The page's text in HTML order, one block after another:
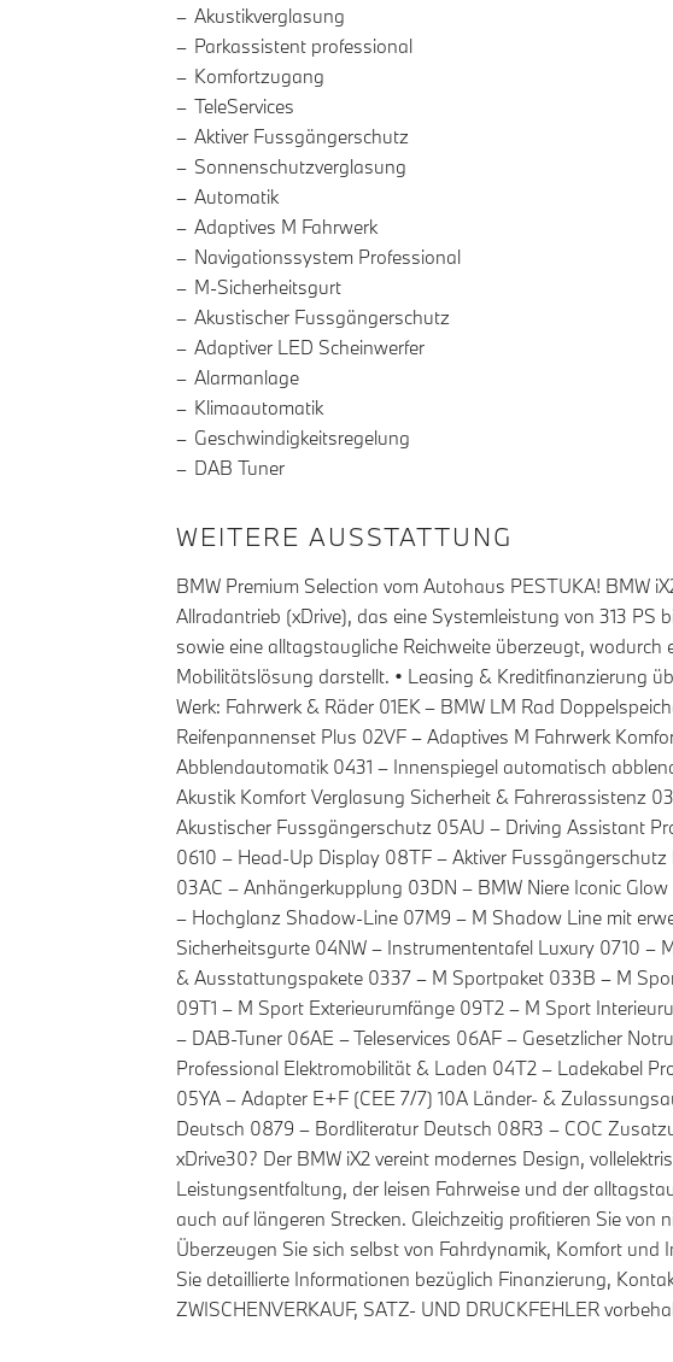
Akustikverglasung
Parkassistent professional
Komfortzugang
TeleServices
Aktiver Fussgängerschutz
Sonnenschutzverglasung
Automatik
Adaptives M Fahrwerk
Navigationssystem Professional
M-Sicherheitsgurt
Akustischer Fussgängerschutz
Adaptiver LED Scheinwerfer
Alarmanlage
Klimaautomatik
Geschwindigkeitsregelung
DAB Tuner
WEITERE AUSSTATTUNG
BMW Premium Selection vom Autohaus PESTUKA! BMW
Allradantrieb (xDrive), das eine Systemleistung von 313
sowie eine alltagstaugliche Reichweite überzeugt,
Mobilitätslösung darstellt. • Leasing & Kreditfinanzierung
Werk: Fahrwerk & Räder 01EK – BMW LM Rad
Reifenpannenset Plus 02VF – Adaptives M Fahrwerk
Abblendautomatik 0431 – Innenspiegel automatisch
Akustik Komfort Verglasung Sicherheit & Fahrerassistenz
Akustischer Fussgängerschutz 05AU – Driving Assistant
0610 – Head-Up Display 08TF – Aktiver
03AC – Anhängerkupplung 03DN – BMW Niere Iconic
– Hochglanz Shadow-Line 07M9 – M Shadow Line mit
Sicherheitsgurte 04NW – Instrumententafel Luxury 0710 –
& Ausstattungspakete 0337 – M Sportpaket 033B – M
09T1 – M Sport Exterieurumfänge 09T2 – M Sport
– DAB-Tuner 06AE – Teleservices 06AF – Gesetzlicher
Professional Elektromobilität & Laden 04T2 – Ladekabel
05YA – Adapter E+F (CEE 7/7) 10A Länder- &
Deutsch 0879 – Bordliteratur Deutsch 08R3 – COC
xDrive30? Der BMW iX2 vereint modernes Design,
Leistungsentfaltung, der leisen Fahrweise und der
auch auf längeren Strecken. Gleichzeitig profitieren Sie
Überzeugen Sie sich selbst von Fahrdynamik, Komfort
Sie detaillierte Informationen bezüglich Finanzierung,
ZWISCHENVERKAUF, SATZ- UND DRUCKFEHLER